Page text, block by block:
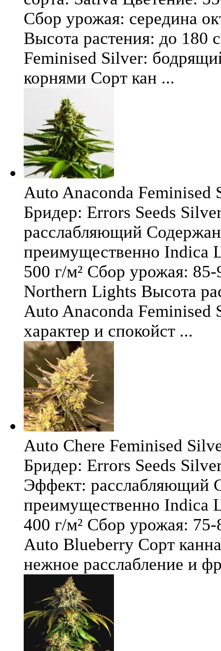
Сбор урожая: середина
Высота растения: до 180
Feminised Silver:
корнями Сорт кан ...
Auto Anaconda Feminised
Бридер: Errors Seeds
расслабляющий
преимущественно Indica
500 г/м² Сбор урожая:
Northern Lights Высота
Auto Anaconda
характер и спокойст ...
Auto Chere Feminised
Бридер: Errors Seeds
Эффект: расслабляющий
преимущественно Indica
400 г/м² Сбор урожая:
Auto Blueberry Сорт
нежное расслабление и